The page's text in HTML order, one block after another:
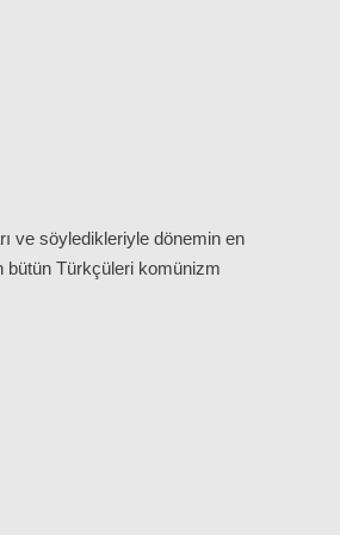
ve söyledikleriyle dönemin en
bütün Türkçüleri komünizm